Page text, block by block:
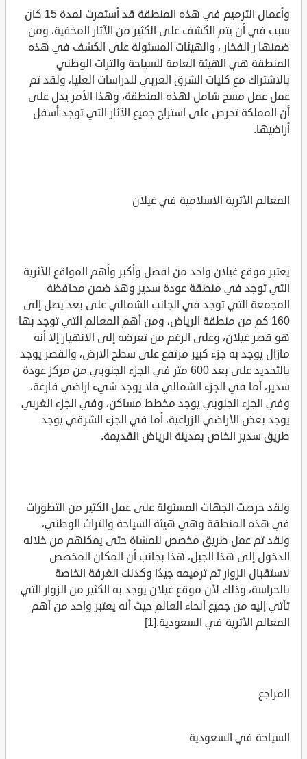
وأعمال الترميم في هذه المنطقة قد أستمرت لمدة 15 كان
سبب في أن يتم الكشف على الكثير من الآثار المخفية، ومن
ضمنها ر الفخار ، والهيئات المسئولة على الكشف في هذه
المنطقة هي الهيئة العامة للسياحة والتراث الوطني
بالاشتراك مع كليات الشرق العربي للدراسات العليا، ولقد تم
عمل عمل مسح شامل لهذه المنطقة، وهذا الأمر يدل على
أن المملكة تحرص على استراج جميع الآثار التي توجد أسفل
أراضيها.
المعالم الأثرية الاسلامية في غيلان
يعتبر موقع غيلان واحد من افضل وأكبر وأهم المواقع الأثرية
التي توجد في منطقة عودة سدير وهذ ضمن محافظة
المجمعة التي توجد في الجانب الشمالي على بعد يصل إلى
160 كم من منطقة الرياض، ومن أهم المعالم التي توجد بها
هو قصر غيلان، وعلى الرغم من تعرضه إلى الانهيار إلا أنه
مازال يوجد به جزء كبير مرتفع على سطح الارض، والقصر يوجد
بالتحديد على بعد 600 متر في الجزء الجنوبي من مركز عودة
سدير، أما في الجزء الشمالي فلا يوجد شيء اراضي فارغة،
وفي الجزء الجنوبي يوجد مخطط مساكن، وفي الجزء الغربي
يوجد بعض الأراضي الزراعية، أما في الجزء الشرقي يوجد
طريق سدير الخاص بمدينة الرياض القديمة.
ولقد حرصت الجهات المسئولة على عمل الكثير من التطورات
في هذه المنطقة وهي هيئة السياحة والتراث الوطني،
ولقد تم عمل طريق مخصص للمشاة حتى يمكنهم من خلاله
الدخول إلى هذا الجبل، هذا بجانب أن المكان المخصص
لاستقبال الزوار تم ترميمه جيدًا وكذلك الغرفة الخاصة
بالحراسة، وذلك لأن موقع غيلان يوجد به الكثير من الزوار التي
تأتي إليه من جميع أنحاء العالم حيث أنه يعتبر واحد من أهم
المعالم الأثرية في السعودية.[1]
المراجع
السياحة في السعودية